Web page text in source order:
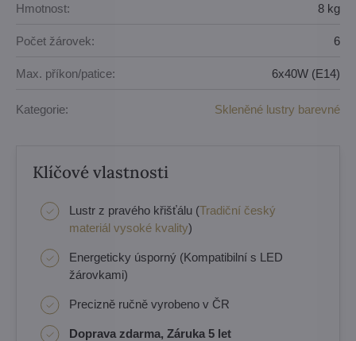
Hmotnost: 8 kg
Počet žárovek: 6
Max. příkon/patice: 6x40W (E14)
Kategorie: Skleněné lustry barevné
Klíčové vlastnosti
Lustr z pravého křišťálu (Tradiční český
materiál vysoké kvality)
Energeticky úsporný (Kompatibilní s LED
žárovkami)
Precizně ručně vyrobeno v ČR
Doprava zdarma, Záruka 5 let